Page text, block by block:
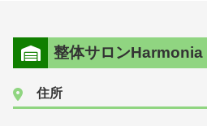
整体サロンHarmonia
住所